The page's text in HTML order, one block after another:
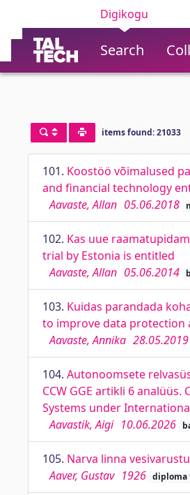
Digikogu
Search
items found: 21033
101. Koostöö võimalused
and financial technology
Aavaste, Allan 05.06.2018
102. Kas uue
trial by Estonia is entitled
Aavaste, Allan 05.06.2014
103. Kuidas parandada
to improve data protection
Aavaste, Annika 28.05.2019
104. Autonoomsete
CCW GGE artikli 6
Systems under
Aavastik, Aigi 10.06.2026
105. Narva linna
Aaver, Gustav 1926 diploma